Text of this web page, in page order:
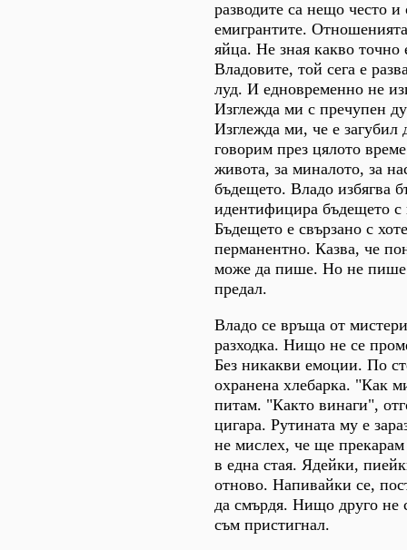
разводите са нещо често
емигрантите.
яйца. Не зная какво точно
Владовите, той сега е
луд. И едновременно не
Изглежда ми с пречупен
Изглежда ми, че е
говорим през цялото
живота, за миналото, за
бъдещето. Владо избягва
идентифицира бъдещето с
Бъдещето е свързано с
перманентно. Казва, че
може да пише. Но не
предал.
Владо се връща от
разходка. Нищо не се
Без никакви емоции. По
охранена хлебарка. "Как
питам. "Както винаги",
цигара. Рутината му е
не мислех, че ще
в една стая. Ядейки,
отново. Напивайки се,
да смърдя. Нищо друго не
съм пристигнал.